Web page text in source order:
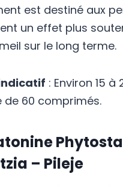
est destiné aux
un effet plus
sur le long terme.
: Environ 15
de 60 comprimés.
– Pileje